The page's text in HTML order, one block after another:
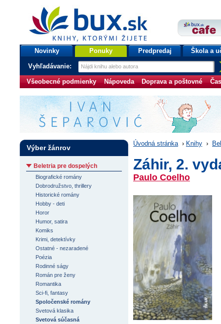
bux.sk
knihy, ktorými žijete
Úvodná stránka
Novinky Ponuky Predpredaj Škola a
Vyhľadávanie:
Všeobecné podmienky Nápoveda Doprava a poštovné
Úvodná stránka › Knihy ›
Záhir, 2.
Paulo Coelho
Výber žánrov
Beletria pre dospelých
Biografické romány
Dobrodružstvo, thrillery
Historické romány
Hobby - deti
Horor
Humor, satira
Komiks
Krimi, detektívky
Ostatné - nezaradené
Poézia
Rodinné ságy
Román pre ženy
Romantika
Sci-fi, fantasy
Spoločenské romány
Svetová klasika
Svetová súčasná